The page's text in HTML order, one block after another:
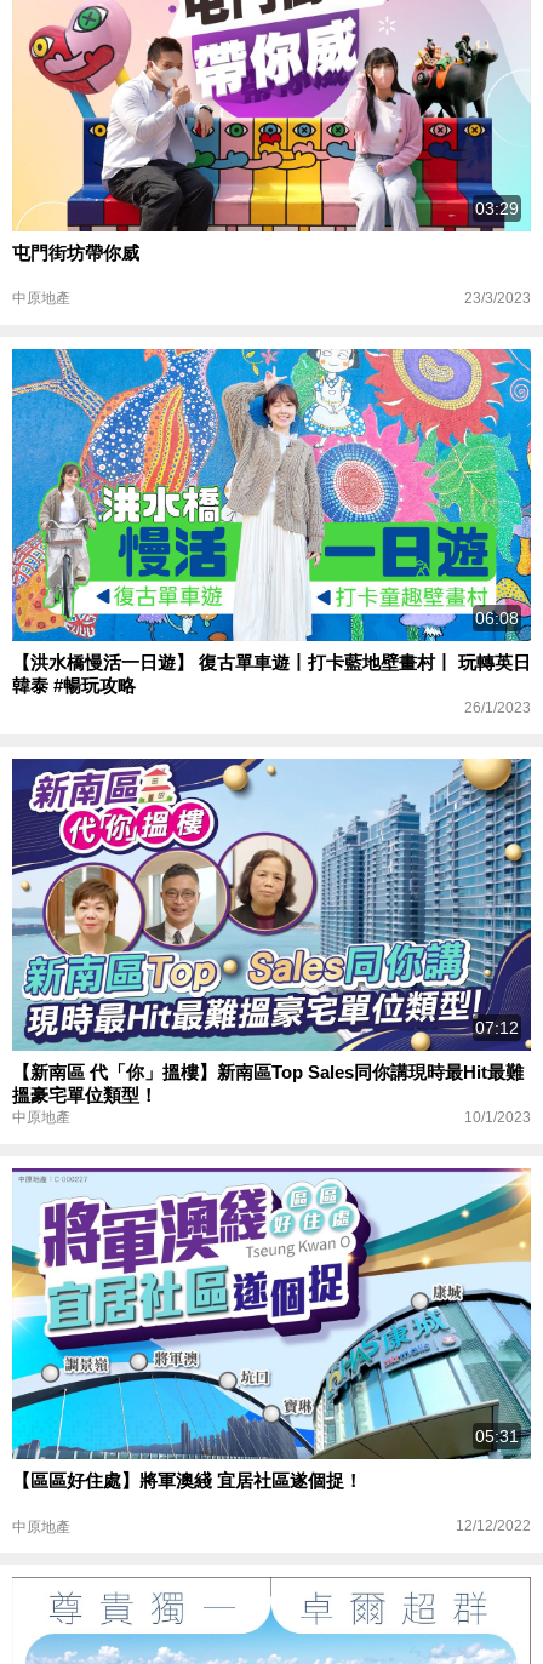
03:29
屯門街坊帶你威
中原地產 23/3/2023
06:08
【洪水橋慢活一日遊】 復古單車遊丨打卡藍地壁畫村丨 玩轉英日
韓泰 #暢玩攻略
26/1/2023
07:12
【新南區 代「你」搵樓】新南區Top Sales同你講現時最Hit最難
搵豪宅單位類型！
中原地產 10/1/2023
05:31
【區區好住處】將軍澳綫 宜居社區遂個捉！
中原地產 12/12/2022